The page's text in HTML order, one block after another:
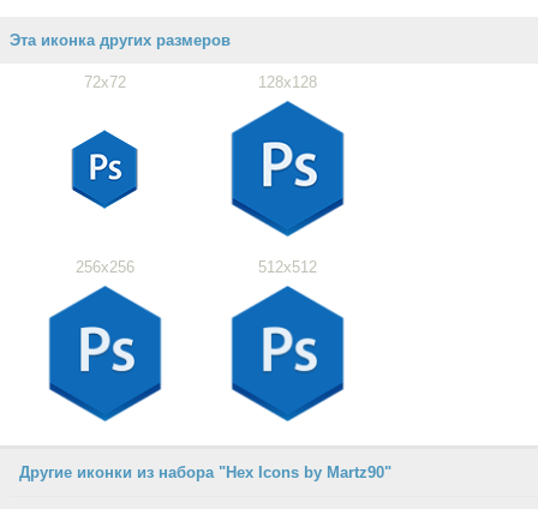
Эта иконка других размеров
72x72 128x128
256x256 512x512
Другие иконки из набора "Hex Icons by Martz90"